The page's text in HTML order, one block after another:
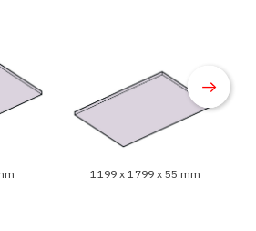
1 199 x 1 799 x 55 mm